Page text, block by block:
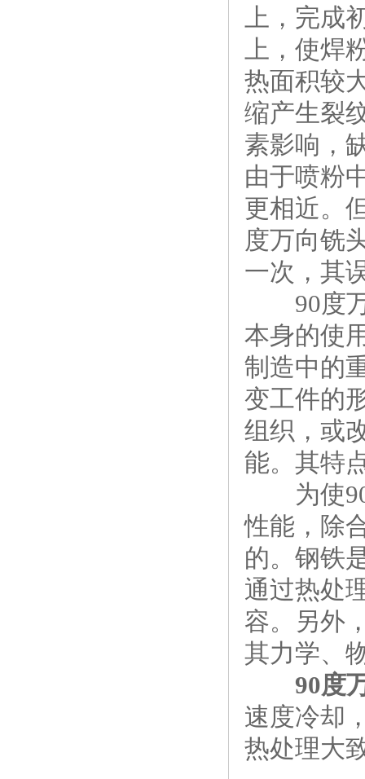
上，完成
上，使焊
热面积较
缩产生裂
素影响，
由于喷粉
更相近。
度万向铣
一次，其
90度万
本身的使
制造中的
变工件的
组织，或
能。其特
为使90
性能，除
的。钢铁
通过热处
容。另外
其力学、
90度
速度冷却
热处理大